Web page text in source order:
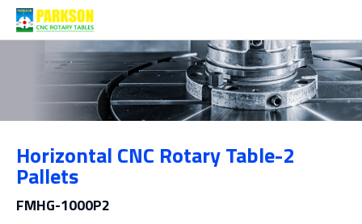
제품소개
범주
Horizontal CNC Rotary Table-2
Pallets
FMHG-1000P2